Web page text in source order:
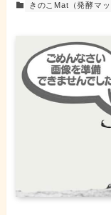
きのこMat（発酵マッ